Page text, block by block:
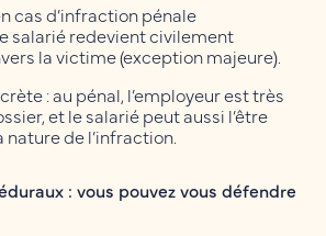
cas d’infraction pénale
salarié redevient civilement
la victime (exception majeure).
: au pénal, l’employeur est très
et le salarié peut aussi l’être
de l’infraction.
: vous pouvez vous défendre